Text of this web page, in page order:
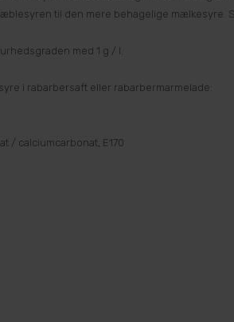
til den mere behagelige mælkesyre.
med 1 g / l.
i rabarbersaft eller rabarbermarmelade:
/ calciumcarbonat, E170